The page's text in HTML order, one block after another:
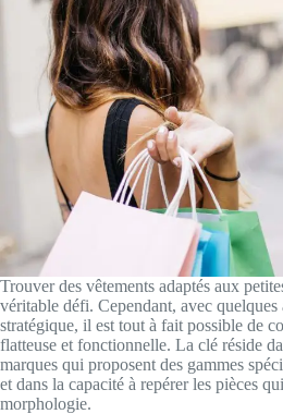
Trouver des vêtements adaptés aux
véritable défi. Cependant, avec quelques
stratégique, il est tout à fait possible de
flatteuse et fonctionnelle. La clé réside
marques qui proposent des gammes
et dans la capacité à repérer les pièces
morphologie.